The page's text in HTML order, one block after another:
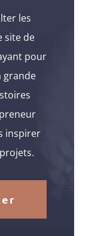
les
site de
pour
grande
inspirer